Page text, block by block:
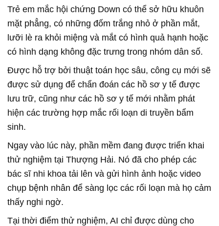
Trẻ em mắc hội chứng Down có thể sở hữu khuôn
mặt phẳng, có những đốm trắng nhỏ ở phần mắt,
lưỡi lè ra khỏi miệng và mắt có hình quả hạnh hoặc
có hình dạng không đặc trưng trong nhóm dân số.
Được hỗ trợ bởi thuật toán học sâu, công cụ mới sẽ
được sử dụng để chẩn đoán các hồ sơ y tế được
lưu trữ, cũng như các hồ sơ y tế mới nhằm phát
hiện các trường hợp mắc rối loạn di truyền bẩm
sinh.
Ngay vào lúc này, phần mềm đang được triển khai
thử nghiệm tại Thượng Hải. Nó đã cho phép các
bác sĩ nhi khoa tải lên và gửi hình ảnh hoặc video
chụp bệnh nhân để sàng lọc các rối loạn mà họ cảm
thấy nghi ngờ.
Tại thời điểm thử nghiệm, AI chỉ được dùng cho